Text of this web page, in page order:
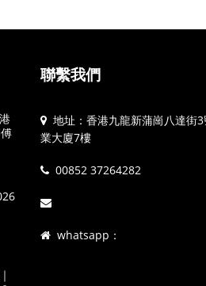
聯繫我們
地址：香港九龍新蒲崗八達街
業大廈7樓
00852 37264282
whatsapp：